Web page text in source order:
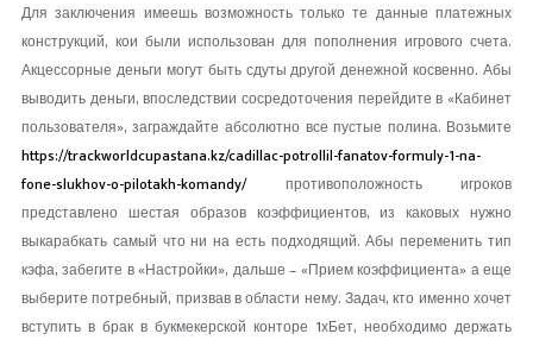
Для заключения имеешь возможность только те данные платежных
конструкций, кои были использован для пополнения игрового счета.
Акцессорные деньги могут быть сдуты другой денежной косвенно. Абы
выводить деньги, впоследствии сосредоточения перейдите в «Кабинет
пользователя», заграждайте абсолютно все пустые полина. Возьмите
https://trackworldcupastana.kz/cadillac-potrollil-fanatov-formuly-1-na-
fone-slukhov-o-pilotakh-komandy/противоположность игроков
представлено шестая образов коэффициентов, из каковых нужно
выкарабкать самый что ни на есть подходящий. Абы переменить тип
кэфа, забегите в «Настройки», дальше – «Прием коэффициента» а еще
выберите потребный, призвав в области нему. Задач, кто именно хочет
вступить в брак в букмекерской конторе 1хБет, необходимо держать